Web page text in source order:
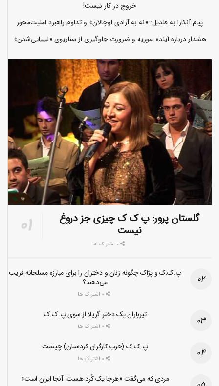
خروج در کار نیست!
پیام آنکارا به قندیل: «نه به آزادی اوجالان» و تداوم راهبرد امنیت‌محور
هشدار درباره آینده سوریه و ضرورت جلوگیری از سناریوی «لیبیایی‌شدن»
گلستان پرور: پ ک ک چیزی جز دروغ
نیست
پ.ک.ک و پژاک چگونه زنان و دختران را برای مبارزه مسلحانه فریب
می‌دهند؟
تیرباران یک دختر گریلا از سوی پ.ک.ک
پ ک ک (حزب کارگران کردستان) چیست
مردی که می‌گفت «هرجا یک کُرد هست، آنجا ایران است»